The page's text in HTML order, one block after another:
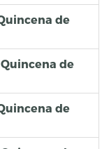
de
de
de